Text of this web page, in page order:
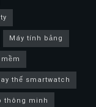
Máy tính bảng
thế smartwatch
thông minh